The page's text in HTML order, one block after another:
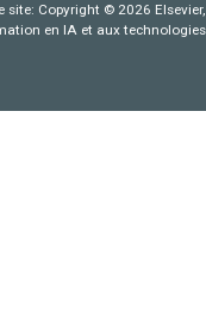
site: Copyright © 2026
en IA et aux